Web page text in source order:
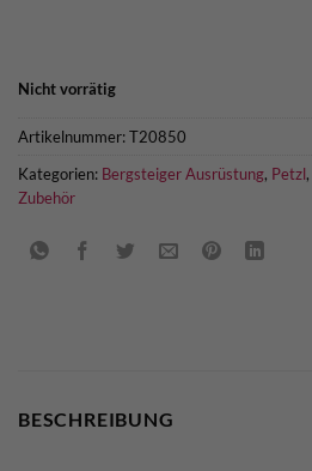
Nicht vorrätig
Artikelnummer:T20850
Kategorien: Bergsteiger Ausrüstung, Petzl,
Zubehör
BESCHREIBUNG